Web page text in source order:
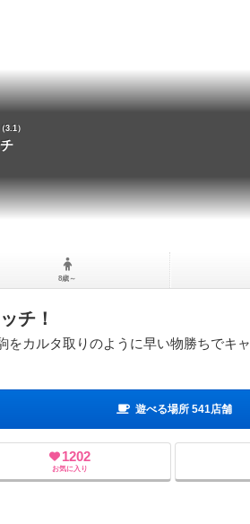
（3.1）
8歳～
チ！
カルタ取りのように早い物勝ちでキ
遊べる場所 541店舗
1202
お気に入り